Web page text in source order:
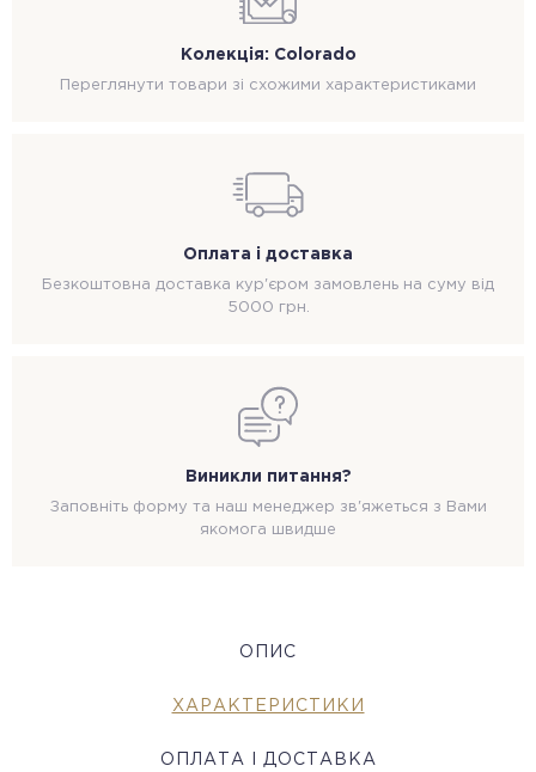
Колекція: Colorado
Переглянути товари зі схожими характеристиками
Оплата і доставка
Безкоштовна доставка кур'єром замовлень на суму від
5000 грн.
Виникли питання?
Заповніть форму та наш менеджер зв'яжеться з Вами
якомога швидше
ОПИС
ХАРАКТЕРИСТИКИ
ОПЛАТА І ДОСТАВКА